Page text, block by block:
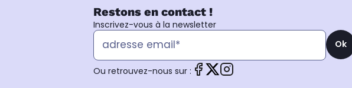
Restons en contact !
Inscrivez-vous à la newsletter
Ok
Ou retrouvez-nous sur :